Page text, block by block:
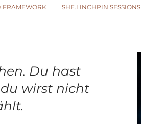
SHE.LINCHPIN SESSIONS
Du hast
du wirst nicht